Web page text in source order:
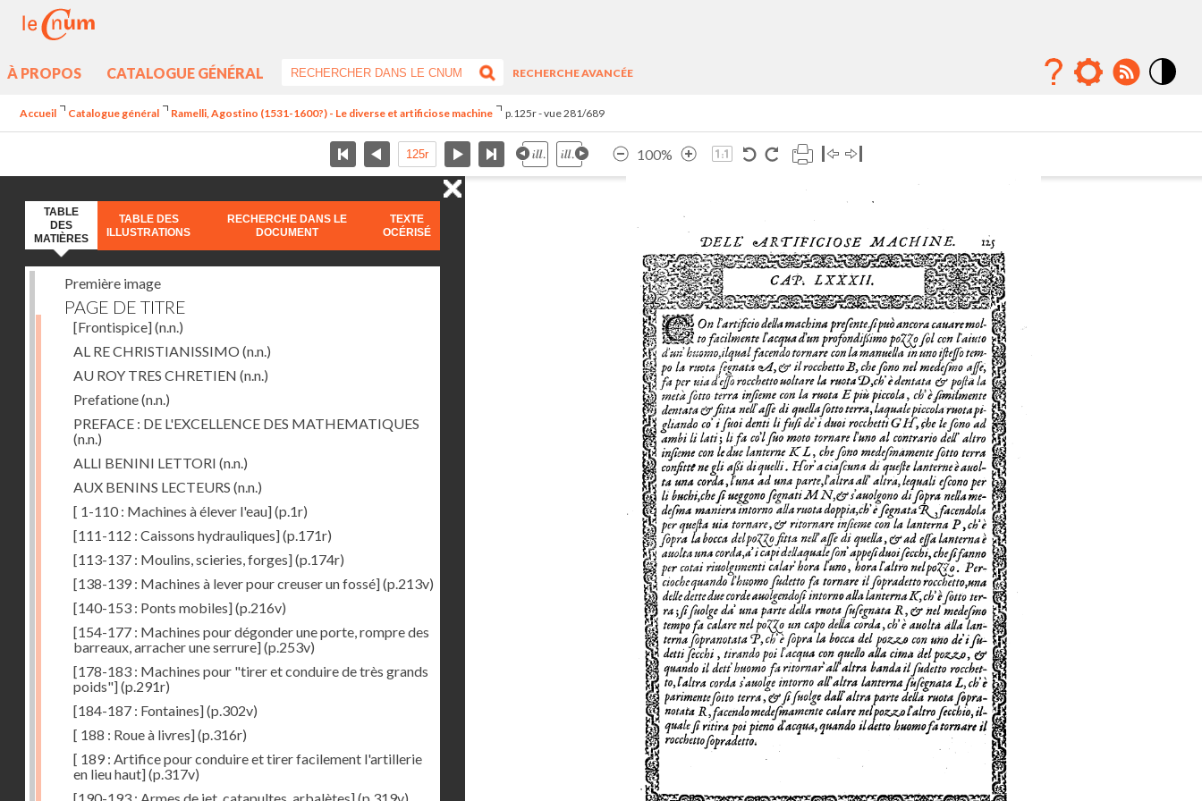
À PROPOS CATALOGUE GÉNÉRAL
RECHERCHE AVANCÉE
Accueil Catalogue général Ramelli, Agostino (1531-1600?) - Le diverse et artificiose machine p.125r - vue 281/689
100%
TABLE
DES
MATIÈRES
TABLE DES
ILLUSTRATIONS
RECHERCHE DANS LE
DOCUMENT
TEXTE
OCÉRISÉ
Première image
PAGE DE TITRE
[Frontispice](n.n.)
AL RE CHRISTIANISSIMO (n.n.)
AU ROY TRES CHRETIEN (n.n.)
Prefatione(n.n.)
PREFACE : DE L'EXCELLENCE DES MATHEMATIQUES
(n.n.)
ALLI BENINI LETTORI (n.n.)
AUX BENINS LECTEURS (n.n.)
[ 1-110 : Machines à élever l'eau](p.1r)
[111-112 : Caissons hydrauliques](p.171r)
[113-137 : Moulins, scieries, forges](p.174r)
[138-139 : Machines à lever pour creuser un fossé](p.213v)
[140-153 : Ponts mobiles](p.216v)
[154-177 : Machines pour dégonder une porte, rompre des
barreaux, arracher une serrure](p.253v)
[178-183 : Machines pour "tirer et conduire de très grands
poids"](p.291r)
[184-187 : Fontaines](p.302v)
[ 188 : Roue à livres](p.316r)
[ 189 : Artifice pour conduire et tirer facilement l'artillerie
en lieu haut](p.317v)